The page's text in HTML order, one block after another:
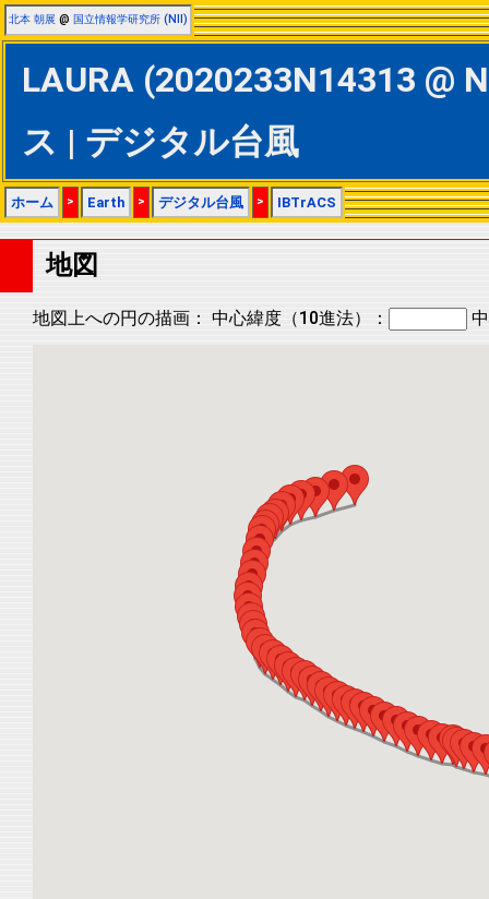
北本 朝展 @ 国立情報学研究所 (NII)
LAURA (2020233N14313 @
ス | デジタル台風
ホーム > Earth > デジタル台風 > IBTrACS
地図
地図上への円の描画： 中心緯度（10進法）：